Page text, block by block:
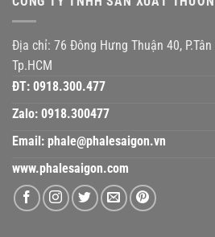
Địa chỉ: 76 Đông Hưng Thuận 40,
Tp.HCM
ĐT: 0918.300.477
Zalo: 0918.300477
Email: phale@phalesaigon.vn
www.phalesaigon.com